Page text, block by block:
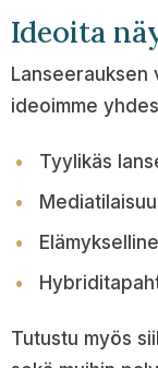
Ideoita
Lanseerauksen
ideoimme
Tyylikäs
Tutustu myös